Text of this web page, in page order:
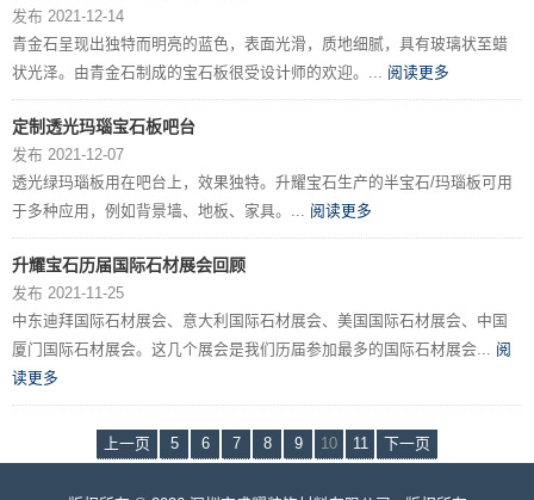
发布 2021-12-14
青金石呈现出独特而明亮的蓝色，表面光滑，质地细腻，具有玻璃状至蜡
状光泽。由青金石制成的宝石板很受设计师的欢迎。... 阅读更多
定制透光玛瑙宝石板吧台
发布 2021-12-07
透光绿玛瑙板用在吧台上，效果独特。升耀宝石生产的半宝石/玛瑙板可用
于多种应用，例如背景墙、地板、家具。... 阅读更多
升耀宝石历届国际石材展会回顾
发布 2021-11-25
中东迪拜国际石材展会、意大利国际石材展会、美国国际石材展会、中国
厦门国际石材展会。这几个展会是我们历届参加最多的国际石材展会... 阅
读更多
上一页 5 6 7 8 9 10 11 下一页